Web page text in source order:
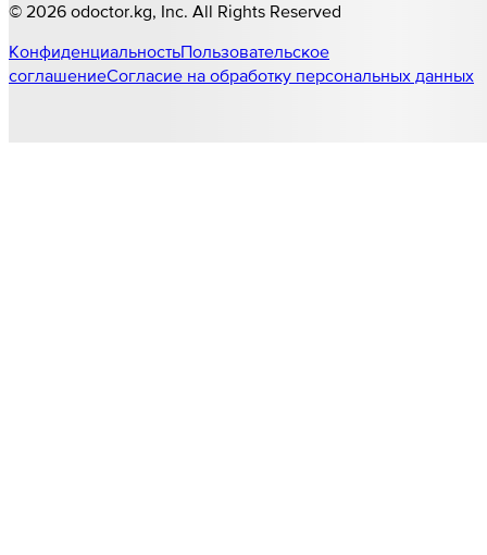
© 2026 odoctor.kg , Inc. All Rights Reserved
КонфиденциальностьПользовательское
соглашениеСогласие на обработку персональных данных